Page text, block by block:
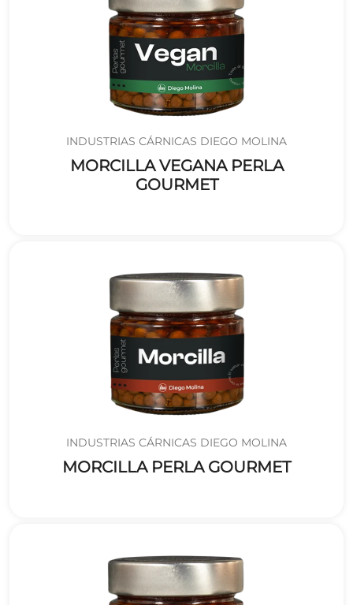
INDUSTRIAS CÁRNICAS DIEGO MOLINA
MORCILLA VEGANA PERLA
GOURMET
INDUSTRIAS CÁRNICAS DIEGO MOLINA
MORCILLA PERLA GOURMET